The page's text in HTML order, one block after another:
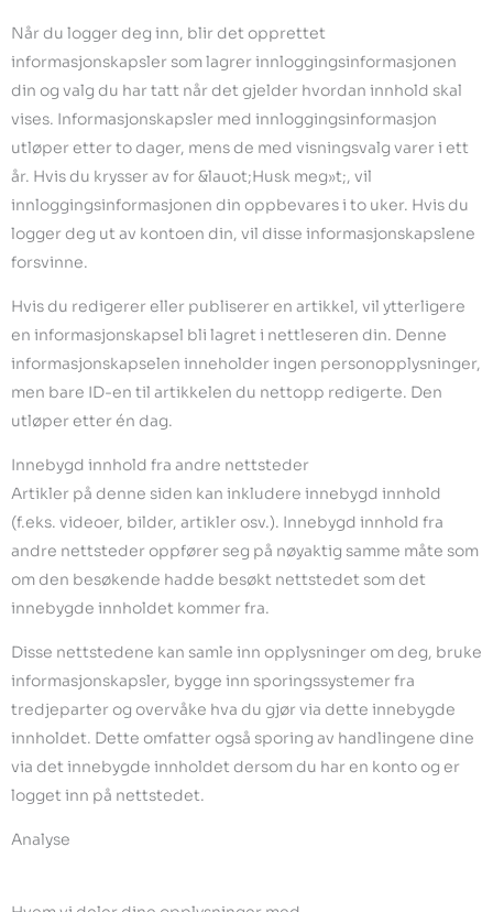
Når du logger deg inn, blir det opprettet
informasjonskapsler som lagrer innloggingsinformasjonen
din og valg du har tatt når det gjelder hvordan innhold skal
vises. Informasjonskapsler med innloggingsinformasjon
utløper etter to dager, mens de med visningsvalg varer i ett
år. Hvis du krysser av for &lauot;Husk meg»t;, vil
innloggingsinformasjonen din oppbevares i to uker. Hvis du
logger deg ut av kontoen din, vil disse informasjonskapslene
forsvinne.
Hvis du redigerer eller publiserer en artikkel, vil ytterligere
en informasjonskapsel bli lagret i nettleseren din. Denne
informasjonskapselen inneholder ingen personopplysninger,
men bare ID-en til artikkelen du nettopp redigerte. Den
utløper etter én dag.
Innebygd innhold fra andre nettsteder
Artikler på denne siden kan inkludere innebygd innhold
(f.eks. videoer, bilder, artikler osv.). Innebygd innhold fra
andre nettsteder oppfører seg på nøyaktig samme måte som
om den besøkende hadde besøkt nettstedet som det
innebygde innholdet kommer fra.
Disse nettstedene kan samle inn opplysninger om deg, bruke
informasjonskapsler, bygge inn sporingssystemer fra
tredjeparter og overvåke hva du gjør via dette innebygde
innholdet. Dette omfatter også sporing av handlingene dine
via det innebygde innholdet dersom du har en konto og er
logget inn på nettstedet.
Analyse